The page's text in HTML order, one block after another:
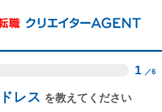
1 ／6
レス を教えてください